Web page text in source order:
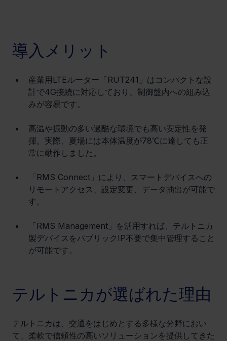
導入メリット
産業用LTEルーター「RUT241」はコンパクトな設
計で4G接続に対応しており、制御盤内への組み込
みが容易です。
高温や振動の多い過酷な環境でも高い安定性を発
揮。実際、夏場には本体温度が78℃に達しても正
常に動作しました。
「RMS Connect」により、スマートデバイスへの
リモートアクセス、設定変更、データ抽出が可能で
す。
「RMS Management」を活用すれば、テルトニカ
製デバイスをパブリックIP不要で集中管理すること
が可能です。
テルトニカが選ばれた理由
テルトニカは、交通をはじめとする多様な分野におい
て、柔軟で信頼性の高いソリューションを提供してきた